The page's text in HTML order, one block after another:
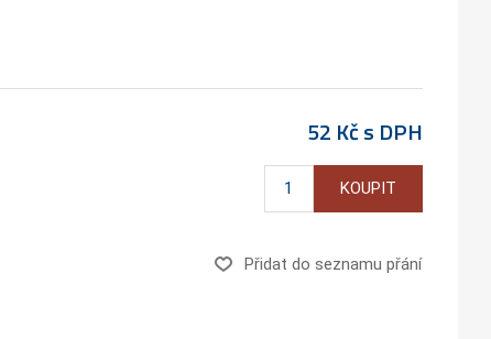
52 Kč s DPH
KOUPIT
Přidat do seznamu přání